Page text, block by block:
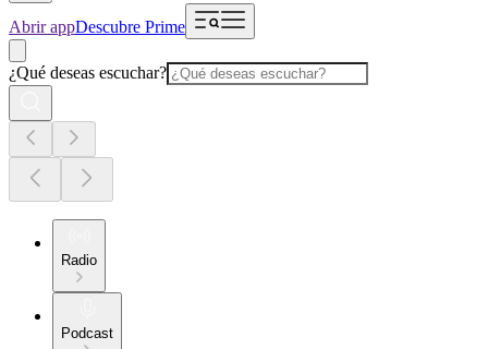
Abrir appDescubre Prime
¿Qué deseas escuchar?
Radio
Podcast